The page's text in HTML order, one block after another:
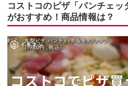
コストコのピザ「パンチェッ
がおすすめ！商品情報は？